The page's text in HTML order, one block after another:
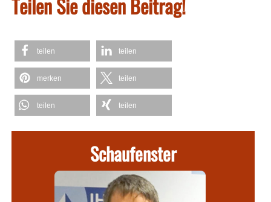
teilen teilen
merken teilen
teilen teilen
Schaufenster